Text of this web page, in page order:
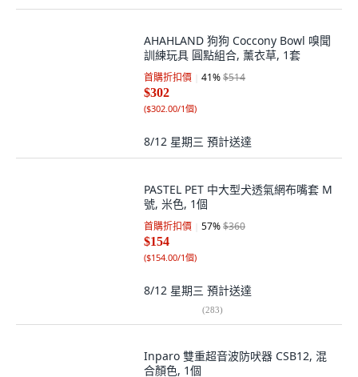
AHAHLAND 狗狗 Coccony Bowl 嗅聞
訓練玩具 圓點組合, 薰衣草, 1套
首購折扣價 41%$514
$302
($302.00/1個)
8/12 星期三 預計送達
PASTEL PET 中大型犬透氣網布嘴套 M
號, 米色, 1個
首購折扣價 57%$360
$154
($154.00/1個)
8/12 星期三 預計送達
(283)
Inparo 雙重超音波防吠器 CSB12, 混
合顏色, 1個